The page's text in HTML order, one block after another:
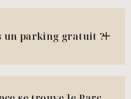
un parking gratuit ?